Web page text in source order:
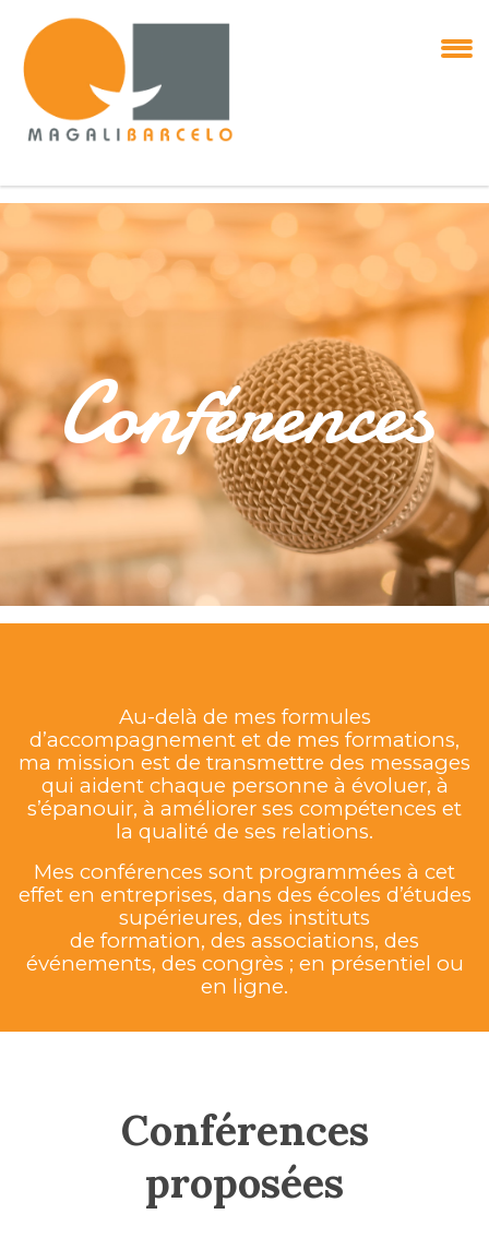
Conférences
Au-delà de mes formules
d’accompagnement et de mes formations,
ma mission est de transmettre des messages
qui aident chaque personne à évoluer, à
s’épanouir, à améliorer ses compétences et
la qualité de ses relations.
Mes conférences sont programmées à cet
effet en entreprises, dans des écoles d’études
supérieures, des instituts
de formation, des associations, des
événements, des congrès ; en présentiel ou
en ligne.
Conférences
proposées